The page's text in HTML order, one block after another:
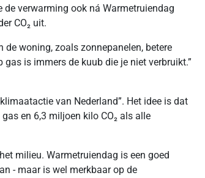
verwarming ook ná Warmetruiendag
CO₂ uit.
de woning, zoals zonnepanelen, betere
is immers de kuub die je niet verbruikt.”
van Nederland”. Het idee is dat
en 6,3 miljoen kilo CO₂ als alle
milieu. Warmetruiendag is een goed
- maar is wel merkbaar op de